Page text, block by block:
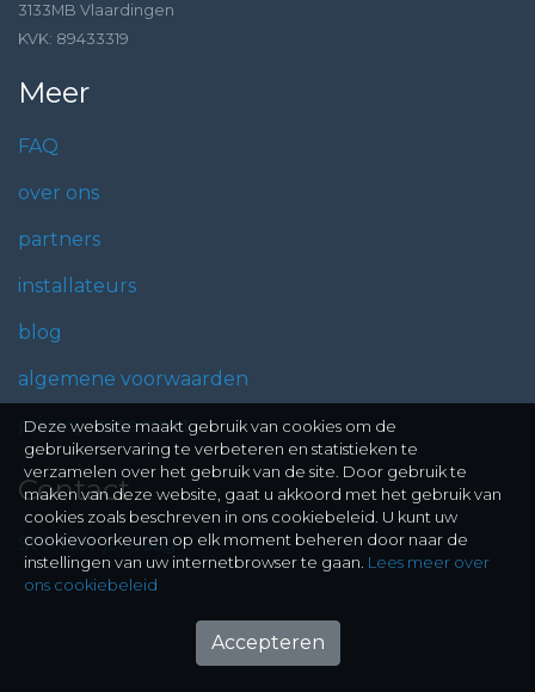
3133MB Vlaardingen
KVK: 89433319
Meer
FAQ
over ons
partners
installateurs
blog
algemene voorwaarden
privacy statement
Contact
Stel hier je vraag
Deze website maakt gebruik van cookies om de
gebruikerservaring te verbeteren en statistieken te
verzamelen over het gebruik van de site. Door gebruik te
maken van deze website, gaat u akkoord met het gebruik van
cookies zoals beschreven in ons cookiebeleid. U kunt uw
cookievoorkeuren op elk moment beheren door naar de
instellingen van uw internetbrowser te gaan. Lees meer over
ons cookiebeleid
Accepteren